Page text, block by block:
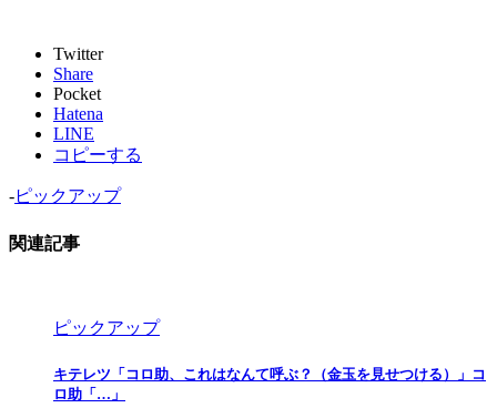
Twitter
Share
Pocket
Hatena
LINE
コピーする
-ピックアップ
関連記事
ピックアップ
キテレツ「コロ助、これはなんて呼ぶ？（金玉を見せつける）」コ
ロ助「…」